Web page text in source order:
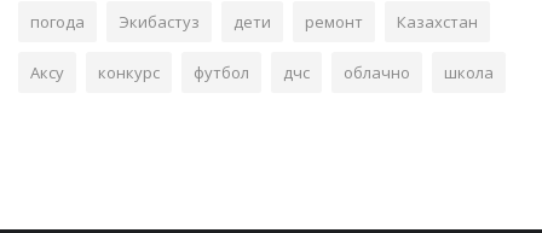
погода Экибастуз дети ремонт Казахстан
Аксу конкурс футбол дчс облачно школа